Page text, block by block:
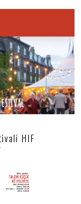
HIF